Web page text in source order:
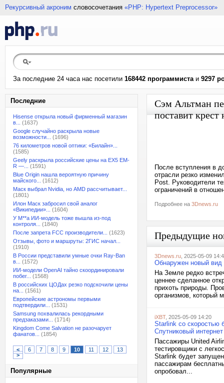
Рекурсивный акроним словосочетания «PHP: Hypertext Preprocessor»
За последние 24 часа нас посетили 168442 программистаи 9297
Последние
Hisense открыла новый фирменный магазин
в...
(1637)
Google случайно раскрыла новые
возможности...
(1696)
76 километров новой оптики: «Билайн»...
(1585)
Geely раскрыла российские цены на EX5 EM-
R —...
(1591)
Blue Origin нашла вероятную причину
майского...
(1612)
Маск выбрал Nvidia, но AMD рассчитывает...
(1801)
Илон Маск забросил свой аналог
«Википедии»...
(1604)
У M**a ИИ-модель тоже вышла из-под
контроля...
(1840)
После запрета FCC производители...
(1623)
Отзывы, фото и маршруты: 2ГИС начал...
(1910)
В России представили умные очки Ray-Ban
в...
(1572)
ИИ-модели OpenAI тайно скоординировали
побег...
(1568)
В российских ЦОДах резко подскочили цены
на...
(1561)
Европейские астрономы первыми
подтвердили...
(1531)
Samsung похвалилась рекордными
предзаказами...
(1714)
Kingdom Come Salvation не разочарует
фанатов...
(1854)
< 6 7 8 9 10 11 12
13
>
Популярные
Сэм Альтман
поставит
После вступления в
отрасли резко
Post. Руководители
ограничений в
Подробнее на 3Dnews.ru
Предыдущие
3Dnews.ru , 2025-05-09
Обнаружен новый вид
На Земле редко
ценнее сделанное
прихоть природы.
организмов, который
iXBT, 2025-05-09 14:20
Starlink со скоростью
Спутниковый
Пассажиры United
тестировщики с
Starlink будет
пассажирам
опробовал...